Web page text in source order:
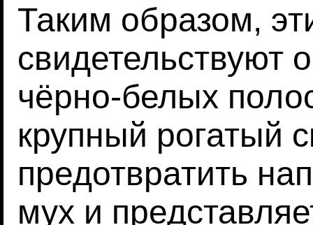
Таким образом,
свидетельствуют
чёрно-белых
крупный рогатый
предотвратить
мух и